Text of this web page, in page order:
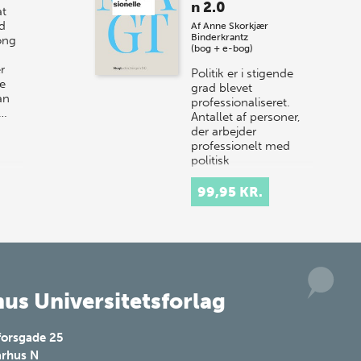
år til vores store sommer-lagersalg,
så sæt kryds i kalenderen onsdag den
10. j…
n 2.0
AfAnne Skorkjær
Binderkrantz
(bog + e-bog)
Politik er i stigende
grad blevet
professionaliseret.
Antallet af personer,
der arbejder
professionelt med
politisk
interessevaretagelse
og kommunikat…
99,95 KR.
Universitetsforlag
25
N